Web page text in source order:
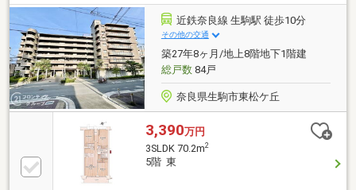
近鉄奈良線 生駒駅 徒歩10分
その他の交通
築27年8ヶ月/地上8階地下1階建
総戸数84戸
奈良県生駒市東松ケ丘
3,390万円
3SLDK 70.2m2
5階 東